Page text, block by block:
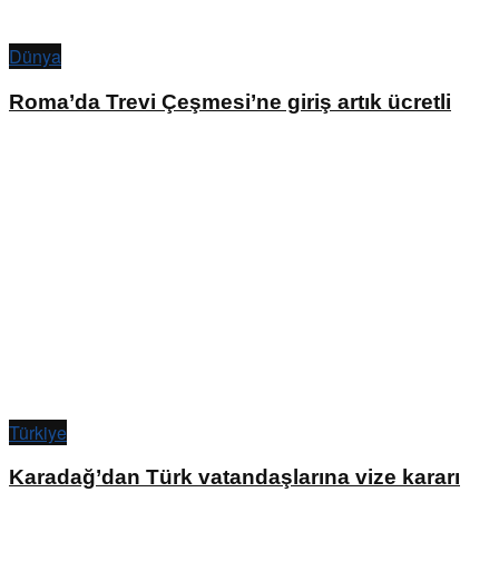
Dünya
Roma’da Trevi Çeşmesi’ne giriş artık ücretli
Türkiye
Karadağ’dan Türk vatandaşlarına vize kararı